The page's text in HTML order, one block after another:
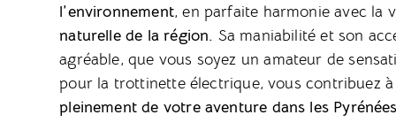
l’environnement, en parfaite harmonie avec la
naturelle de la région. Sa maniabilité et son
agréable, que vous soyez un amateur de
pour la trottinette électrique, vous contribuez
pleinement de votre aventure dans les